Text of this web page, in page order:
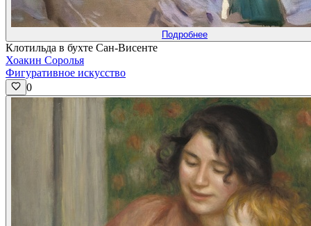
Подробнее
Клотильда в бухте Сан-Висенте
Хоакин Соролья
Фигуративное искусство
0